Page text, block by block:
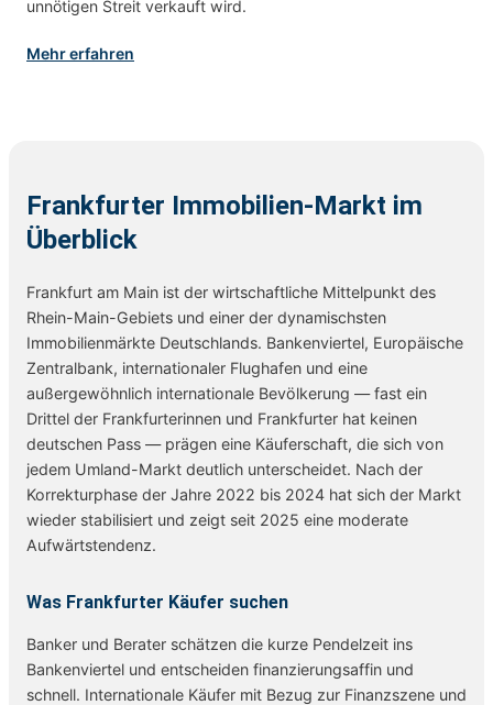
unnötigen Streit verkauft wird.
Mehr erfahren
Frankfurter Immobilien-Markt im
Überblick
Frankfurt am Main ist der wirtschaftliche Mittelpunkt des
Rhein-Main-Gebiets und einer der dynamischsten
Immobilienmärkte Deutschlands. Bankenviertel, Europäische
Zentralbank, internationaler Flughafen und eine
außergewöhnlich internationale Bevölkerung — fast ein
Drittel der Frankfurterinnen und Frankfurter hat keinen
deutschen Pass — prägen eine Käuferschaft, die sich von
jedem Umland-Markt deutlich unterscheidet. Nach der
Korrekturphase der Jahre 2022 bis 2024 hat sich der Markt
wieder stabilisiert und zeigt seit 2025 eine moderate
Aufwärtstendenz.
Was Frankfurter Käufer suchen
Banker und Berater schätzen die kurze Pendelzeit ins
Bankenviertel und entscheiden finanzierungsaffin und
schnell. Internationale Käufer mit Bezug zur Finanzszene und